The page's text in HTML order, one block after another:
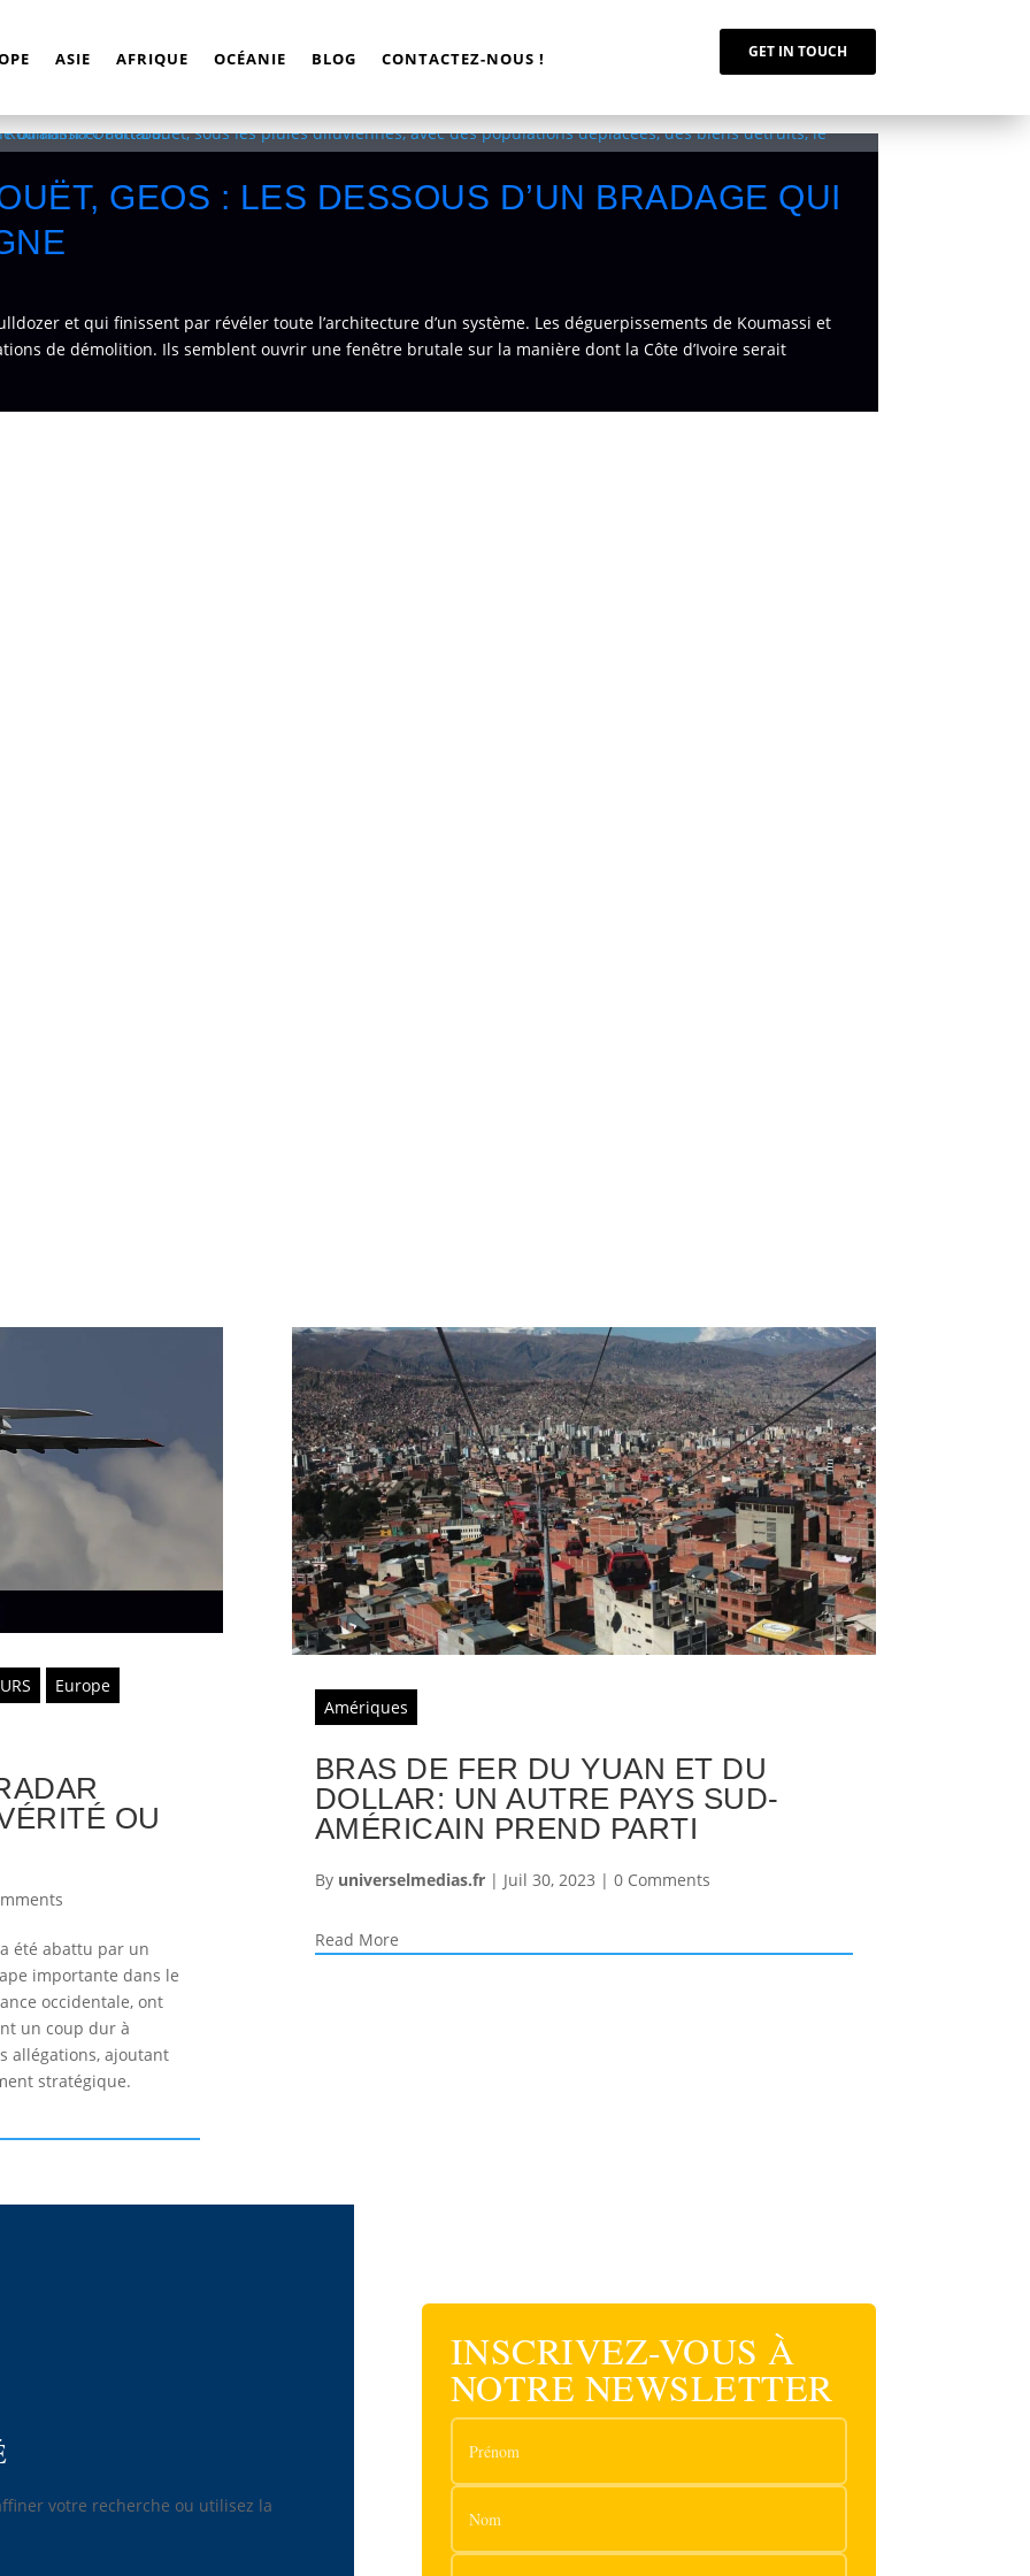
ASIE AFRIQUE OCÉANIE BLOG CONTACTEZ-NOUS ! GET IN TOUCH
GEOS : LES DESSOUS D’UN BRADAGE QUI
et qui finissent par révéler toute l’architecture d’un système. Les déguerpissements de Koumassi et
de démolition. Ils semblent ouvrir une fenêtre brutale sur la manière dont la Côte d’Ivoire serait
Europe
OU
été abattu par un
importante dans le
occidentale, ont
un coup dur à
allégations, ajoutant
stratégique.
Amériques
BRAS DE FER DU YUAN ET DU
DOLLAR: UN AUTRE PAYS SUD-
AMÉRICAIN PREND PARTI
By universelmedias.fr| Juil 30, 2023 | 0 Comments
Read More
votre recherche ou utilisez la
INSCRIVEZ-VOUS À
NOTRE NEWSLETTER